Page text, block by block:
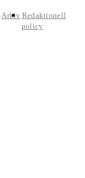
Arkiv Redaktionell
policy